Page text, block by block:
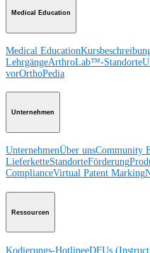
Medical Education
Medical Education
LehrgängeArthroLab™-Standorte
vorOrthoPedia
Unternehmen
UnternehmenÜber unsCommunity
LieferketteStandorteFörderung
ComplianceVirtual Patent Marking
Ressourcen
Kodierungs-HotlineeDFUs